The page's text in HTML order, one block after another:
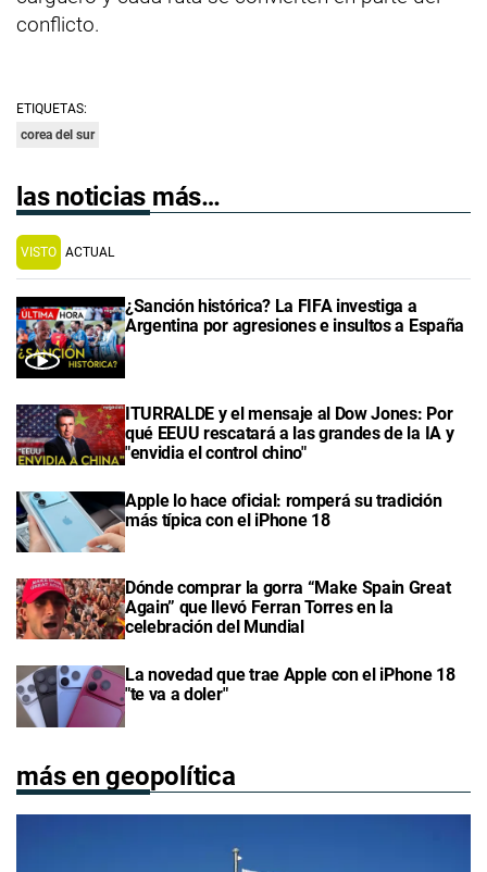
conflicto.
ETIQUETAS:
corea del sur
las noticias más…
VISTO ACTUAL
¿Sanción histórica? La FIFA investiga a
Argentina por agresiones e insultos a España
ITURRALDE y el mensaje al Dow Jones: Por
qué EEUU rescatará a las grandes de la IA y
"envidia el control chino"
Apple lo hace oficial: romperá su tradición
más típica con el iPhone 18
Dónde comprar la gorra “Make Spain Great
Again” que llevó Ferran Torres en la
celebración del Mundial
La novedad que trae Apple con el iPhone 18
"te va a doler"
más en geopolítica